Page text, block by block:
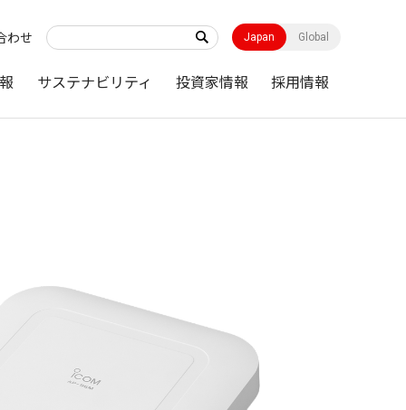
わせ Japan Global
サステナビリティ 投資家情報 採用情報